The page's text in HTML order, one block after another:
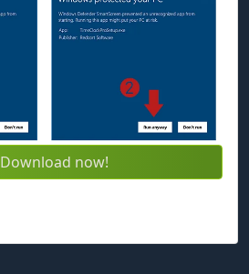
Download now!